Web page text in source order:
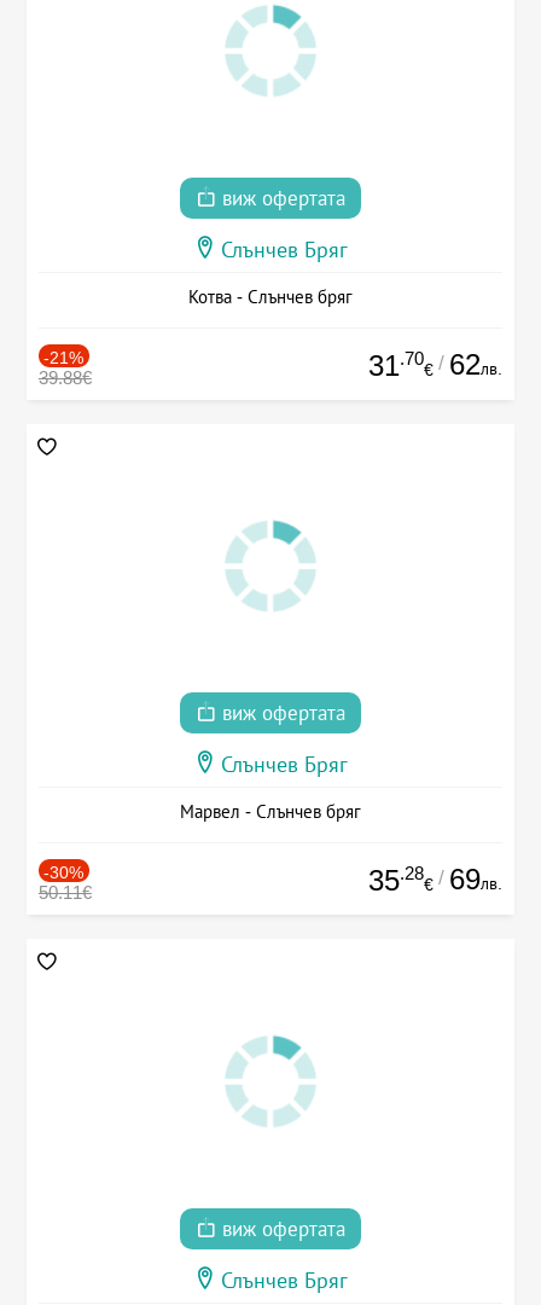
виж офертата
Слънчев Бряг
Котва - Слънчев бряг
-21%
39.88€ 31.70
€ / 62лв.
виж офертата
Слънчев Бряг
Марвел - Слънчев бряг
-30%
50.11€ 35.28
€ / 69лв.
виж офертата
Слънчев Бряг